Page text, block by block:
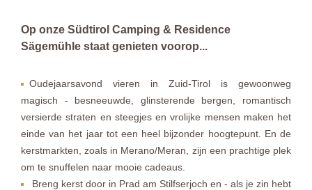
Op onze Südtirol Camping & Residence
Sägemühle staat genieten voorop...
Oudejaarsavond vieren in Zuid-Tirol is gewoonweg
magisch - besneeuwde, glinsterende bergen, romantisch
versierde straten en steegjes en vrolijke mensen maken het
einde van het jaar tot een heel bijzonder hoogtepunt. En de
kerstmarkten, zoals in Merano/Meran, zijn een prachtige plek
om te snuffelen naar mooie cadeaus.
Breng kerst door in Prad am Stilfserjoch en - als je zin hebt